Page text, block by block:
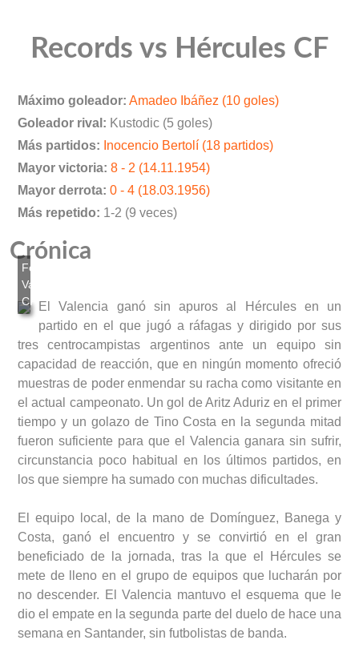
Records vs Hércules CF
Máximo goleador: Amadeo Ibáñez (10 goles)
Goleador rival: Kustodic (5 goles)
Más partidos: Inocencio Bertolí (18 partidos)
Mayor victoria: 8 - 2 (14.11.1954)
Mayor derrota: 0 - 4 (18.03.1956)
Más repetido: 1-2 (9 veces)
Crónica
El Valencia ganó sin apuros al Hércules en un
partido en el que jugó a ráfagas y dirigido por sus
tres centrocampistas argentinos ante un equipo sin
capacidad de reacción, que en ningún momento ofreció
muestras de poder enmendar su racha como visitante en
el actual campeonato. Un gol de Aritz Aduriz en el primer
tiempo y un golazo de Tino Costa en la segunda mitad
fueron suficiente para que el Valencia ganara sin sufrir,
circunstancia poco habitual en los últimos partidos, en
los que siempre ha sumado con muchas dificultades.
El equipo local, de la mano de Domínguez, Banega y
Costa, ganó el encuentro y se convirtió en el gran
beneficiado de la jornada, tras la que el Hércules se
mete de lleno en el grupo de equipos que lucharán por
no descender. El Valencia mantuvo el esquema que le
dio el empate en la segunda parte del duelo de hace una
semana en Santander, sin futbolistas de banda.